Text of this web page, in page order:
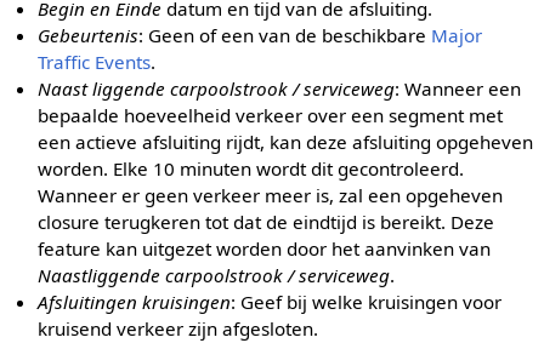
Begin en Einde datum en tijd van de afsluiting.
Gebeurtenis: Geen of een van de beschikbare Major
Traffic Events.
Naast liggende carpoolstrook / serviceweg: Wanneer een
bepaalde hoeveelheid verkeer over een segment met
een actieve afsluiting rijdt, kan deze afsluiting opgeheven
worden. Elke 10 minuten wordt dit gecontroleerd.
Wanneer er geen verkeer meer is, zal een opgeheven
closure terugkeren tot dat de eindtijd is bereikt. Deze
feature kan uitgezet worden door het aanvinken van
Naastliggende carpoolstrook / serviceweg.
Afsluitingen kruisingen: Geef bij welke kruisingen voor
kruisend verkeer zijn afgesloten.